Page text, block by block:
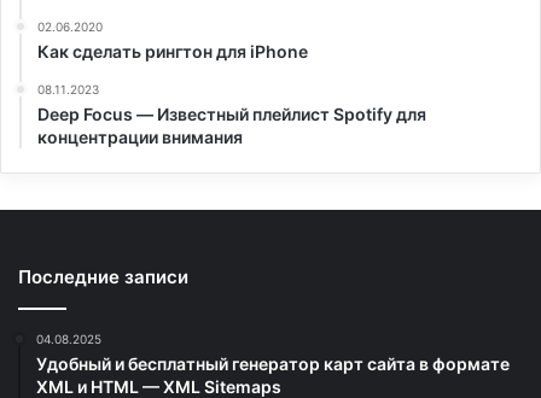
02.06.2020
Как сделать рингтон для iPhone
08.11.2023
Deep Focus — Известный плейлист Spotify для
концентрации внимания
Последние записи
04.08.2025
Удобный и бесплатный генератор карт сайта в формате
XML и HTML — XML Sitemaps